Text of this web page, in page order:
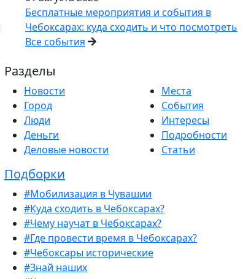
Бесплатные мероприятия и события в
Чебоксарах: куда сходить и что посмотреть
Все события
Разделы
Новости
Город
Люди
Деньги
Деловые новости
Места
События
Интересы
Подробности
Статьи
Подборки
#Мобилизация в Чувашии
#Куда сходить в Чебоксарах?
#Чему научат в Чебоксарах?
#Где провести время в Чебоксарах?
#Чебоксары исторические
#Знай наших